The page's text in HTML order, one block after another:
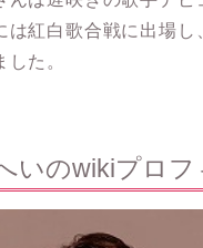
は紅白歌合戦に出場し
た。
いのwikiプロフ